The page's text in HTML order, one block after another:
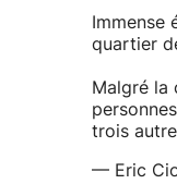
Immense
quartier
Malgré la
trois
— Eric